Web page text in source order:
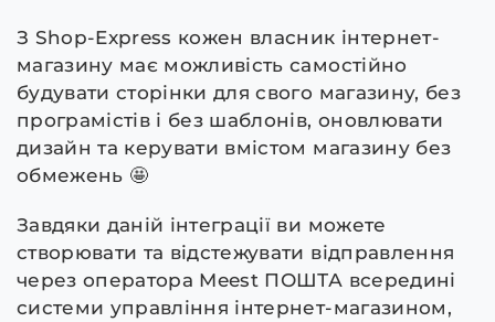
З Shop-Express кожен власник інтернет-
магазину має можливість самостійно
будувати сторінки для свого магазину, без
програмістів і без шаблонів, оновлювати
дизайн та керувати вмістом магазину без
обмежень 🤩
Завдяки даній інтеграції ви можете
створювати та відстежувати відправлення
через оператора Meest ПОШТА всередині
системи управління інтернет-магазином,